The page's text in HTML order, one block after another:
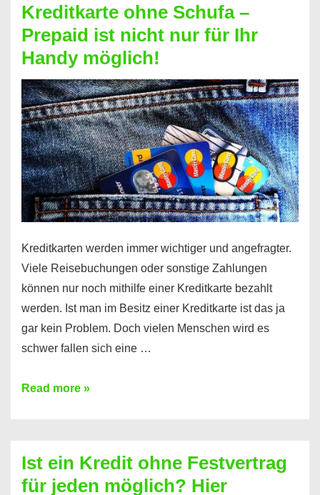
Neueröffnung
trotz
Schufaeintrag
möglich
Kreditkarte ohne Schufa –
Prepaid ist nicht nur für Ihr
Handy möglich!
Kreditkarten werden immer wichtiger und angefragter.
Viele Reisebuchungen oder sonstige Zahlungen
können nur noch mithilfe einer Kreditkarte bezahlt
werden. Ist man im Besitz einer Kreditkarte ist das ja
gar kein Problem. Doch vielen Menschen wird es
schwer fallen sich eine …
Kreditkarte
Prepaid
ist
Read more »
Ist ein Kredit ohne Festvertrag
für jeden möglich? Hier